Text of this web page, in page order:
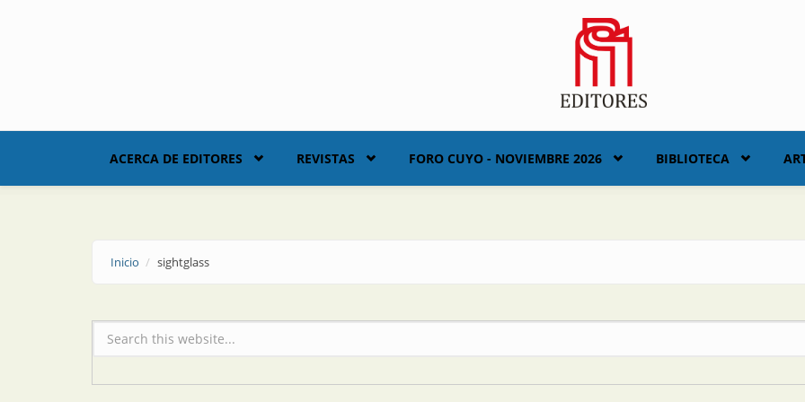
ACERCA DE EDITORES REVISTAS FORO CUYO - NOVIEMBRE 2026 BIBLIOTECA
Inicio sightglass
Formulario de búsqueda